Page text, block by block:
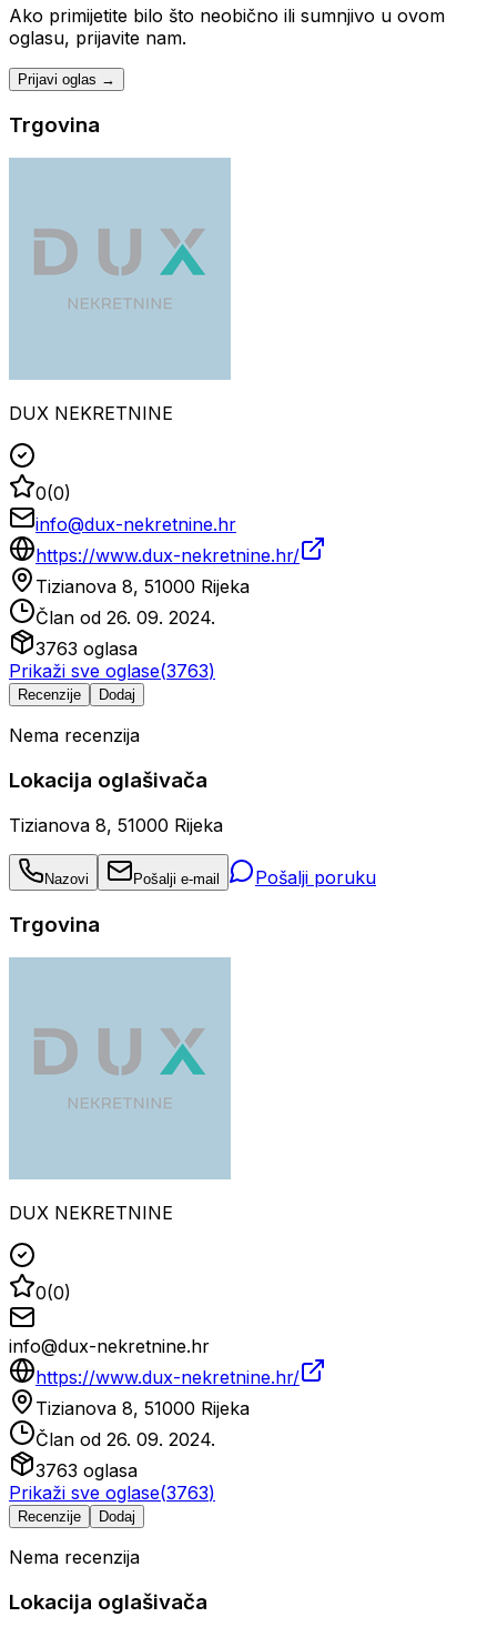
Ako primijetite bilo što neobično ili sumnjivo u ovom
oglasu, prijavite nam.
Prijavi oglas →
Trgovina
DUX NEKRETNINE
0(0)
info@dux-nekretnine.hr
https://www.dux-nekretnine.hr/
Tizianova 8, 51000 Rijeka
Član od 26. 09. 2024.
3763 oglasa
Prikaži sve oglase(3763)
Recenzije Dodaj
Nema recenzija
Lokacija oglašivača
Tizianova 8, 51000 Rijeka
Nazovi Pošalji e-mail Pošalji poruku
Trgovina
DUX NEKRETNINE
0(0)
info@dux-nekretnine.hr
https://www.dux-nekretnine.hr/
Tizianova 8, 51000 Rijeka
Član od 26. 09. 2024.
3763 oglasa
Prikaži sve oglase(3763)
Recenzije Dodaj
Nema recenzija
Lokacija oglašivača